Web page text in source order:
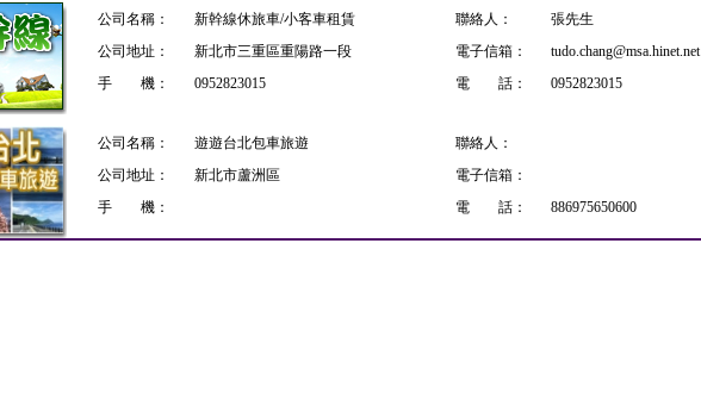
公司名稱： 新幹線休旅車/小客車租賃 聯絡人：
張先生
公司地址：
新北市三重區重陽路一段 電子信箱：
tudo.chang@msa.hinet.net
手 機：
0952823015 電 話： 0952823015
公司名稱： 遊遊台北包車旅遊
聯絡人：
公司地址：
新北市蘆洲區
電子信箱：
手 機：
電 話： 886975650600